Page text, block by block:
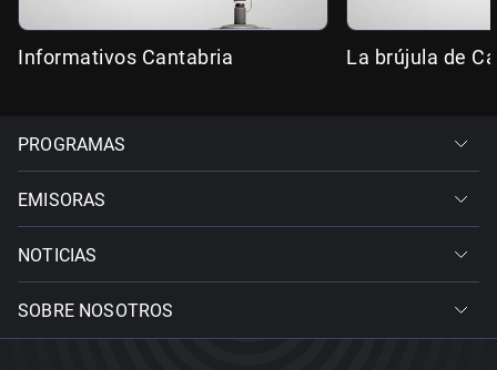
Informativos Cantabria La brújula de
PROGRAMAS
EMISORAS
NOTICIAS
SOBRE NOSOTROS